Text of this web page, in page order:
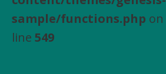
construção,
Arrendamento
sample/functions.php on
line 549